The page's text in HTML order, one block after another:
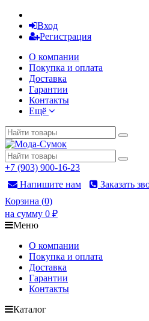
Вход
Регистрация
О компании
Покупка и оплата
Доставка
Гарантии
Контакты
Ещё
+7 (903) 900-16-23
Напишите нам
Заказать
Корзина (0)
на сумму 0 ₽
Меню
О компании
Покупка и оплата
Доставка
Гарантии
Контакты
Каталог